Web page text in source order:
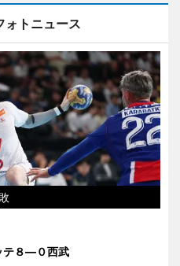
ォトニュース
テ８―０西武